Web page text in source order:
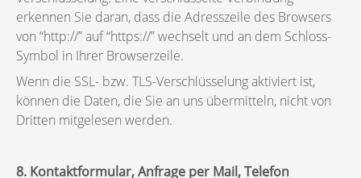
erkennen Sie daran, dass die Adresszeile des Browsers
von “http://” auf “https://” wechselt und an dem Schloss-
Symbol in Ihrer Browserzeile.
Wenn die SSL- bzw. TLS-Verschlüsselung aktiviert ist,
können die Daten, die Sie an uns übermitteln, nicht von
Dritten mitgelesen werden.
8. Kontaktformular, Anfrage per Mail, Telefon